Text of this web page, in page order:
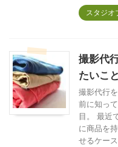
スタジオ
撮影代
たいこと
撮影代行
前に知っ
目。 最近
に商品を
せるケー